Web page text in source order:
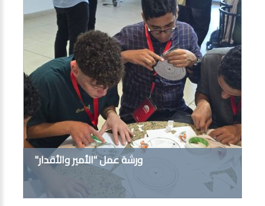
ورشة عمل "الأمير والأقدار"